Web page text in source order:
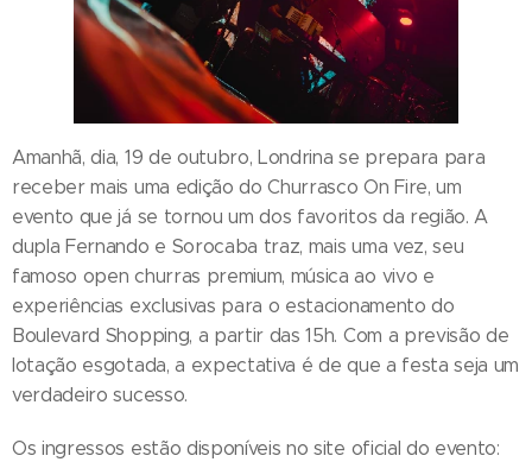
Amanhã, dia, 19 de outubro, Londrina se prepara para
receber mais uma edição do Churrasco On Fire, um
evento que já se tornou um dos favoritos da região. A
dupla Fernando e Sorocaba traz, mais uma vez, seu
famoso open churras premium, música ao vivo e
experiências exclusivas para o estacionamento do
Boulevard Shopping, a partir das 15h. Com a previsão de
lotação esgotada, a expectativa é de que a festa seja um
verdadeiro sucesso.
Os ingressos estão disponíveis no site oficial do evento: